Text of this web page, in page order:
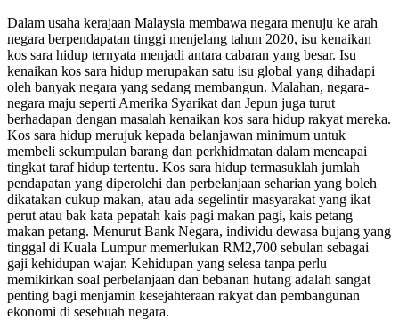
Dalam usaha kerajaan Malaysia membawa negara menuju ke arah
negara berpendapatan tinggi menjelang tahun 2020, isu kenaikan
kos sara hidup ternyata menjadi antara cabaran yang besar. Isu
kenaikan kos sara hidup merupakan satu isu global yang dihadapi
oleh banyak negara yang sedang membangun. Malahan, negara-
negara maju seperti Amerika Syarikat dan Jepun juga turut
berhadapan dengan masalah kenaikan kos sara hidup rakyat mereka.
Kos sara hidup merujuk kepada belanjawan minimum untuk
membeli sekumpulan barang dan perkhidmatan dalam mencapai
tingkat taraf hidup tertentu. Kos sara hidup termasuklah jumlah
pendapatan yang diperolehi dan perbelanjaan seharian yang boleh
dikatakan cukup makan, atau ada segelintir masyarakat yang ikat
perut atau bak kata pepatah kais pagi makan pagi, kais petang
makan petang. Menurut Bank Negara, individu dewasa bujang yang
tinggal di Kuala Lumpur memerlukan RM2,700 sebulan sebagai
gaji kehidupan wajar. Kehidupan yang selesa tanpa perlu
memikirkan soal perbelanjaan dan bebanan hutang adalah sangat
penting bagi menjamin kesejahteraan rakyat dan pembangunan
ekonomi di sesebuah negara.